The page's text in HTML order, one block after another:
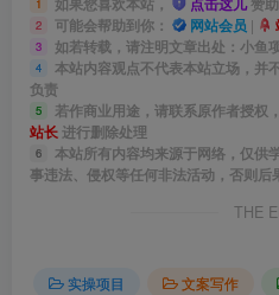
2 可能会帮助到你： 网站会员 |
3 如若转载，请注明文章出处：小鱼
4
本站内容观点不代表本站立场，并
负责
5 若作商业用途，请联系原作者授权
站长进行删除处理
6
本站所有内容均来源于网络，仅供
事违法、侵权等任何非法活动，否则后
THE
实操项目 文案写作